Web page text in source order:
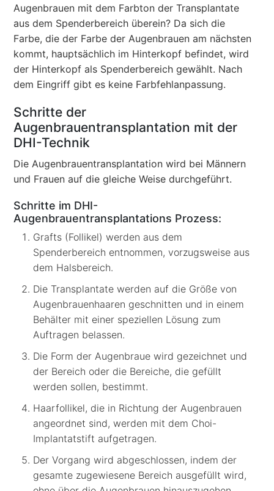
Augenbrauen mit dem Farbton der Transplantate
aus dem Spenderbereich überein? Da sich die
Farbe, die der Farbe der Augenbrauen am nächsten
kommt, hauptsächlich im Hinterkopf befindet, wird
der Hinterkopf als Spenderbereich gewählt. Nach
dem Eingriff gibt es keine Farbfehlanpassung.
Schritte der
Augenbrauentransplantation mit der
DHI-Technik
Die Augenbrauentransplantation wird bei Männern
und Frauen auf die gleiche Weise durchgeführt.
Schritte im DHI-
Augenbrauentransplantations Prozess:
Grafts (Follikel) werden aus dem
Spenderbereich entnommen, vorzugsweise aus
dem Halsbereich.
Die Transplantate werden auf die Größe von
Augenbrauenhaaren geschnitten und in einem
Behälter mit einer speziellen Lösung zum
Auftragen belassen.
Die Form der Augenbraue wird gezeichnet und
der Bereich oder die Bereiche, die gefüllt
werden sollen, bestimmt.
Haarfollikel, die in Richtung der Augenbrauen
angeordnet sind, werden mit dem Choi-
Implantatstift aufgetragen.
Der Vorgang wird abgeschlossen, indem der
gesamte zugewiesene Bereich ausgefüllt wird,